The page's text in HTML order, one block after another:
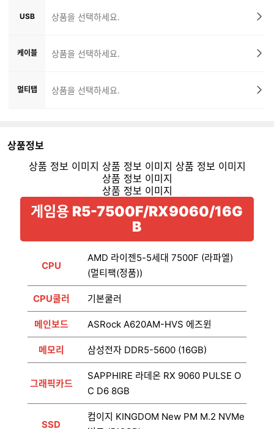
USB 상품을 선택하세요.
케이블 상품을 선택하세요.
멀티탭 상품을 선택하세요.
상품정보
게임용 R5-7500F/RX9060/16G
B
CPU
AMD 라이젠5-5세대 7500F (라파엘)
(멀티팩(정품))
CPU쿨러 기본쿨러
메인보드 ASRock A620AM-HVS 에즈윈
메모리 삼성전자 DDR5-5600 (16GB)
그래픽카드
SAPPHIRE 라데온 RX 9060 PULSE O
C D6 8GB
SSD
컴이지 KINGDOM New PM M.2 NVMe